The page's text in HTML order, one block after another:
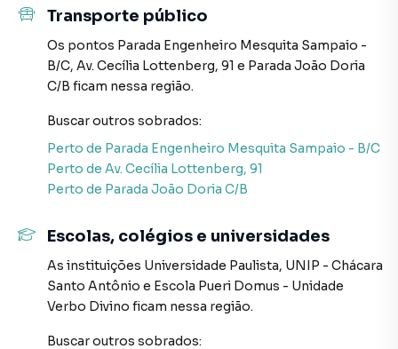
encontrou o que procurava ou deseja mais informações
nossa equipe pelo telefone (11) 5183-5200.
A Abba Negócios Imobiliários tem mais opções de
apartamentos, casas residenciais e comerciais, sobrados,
empreendimentos em construção ou lançamentos na
planta em Chácara Santo Antônio (Zona Sul) e em outras
regiões de São Paulo. Aqui você encontra milhares de
seu estilo de vida.
Negocie seu imóvel de forma totalmente online, com
segurança e tranquilidade. Na Abba Negócios Imobiliários
mesmo não estando na cidade e com a praticidade de
Transporte público
Os pontos Parada Engenheiro Mesquita Sampaio -
B/C, Av. Cecília Lottenberg, 91 e Parada João Doria
C/B ficam nessa região.
Buscar outros sobrados:
Perto de Parada Engenheiro Mesquita Sampaio - B/C
Perto de Av. Cecília Lottenberg, 91
Perto de Parada João Doria C/B
Escolas, colégios e universidades
As instituições Universidade Paulista, UNIP - Chácara
Santo Antônio e Escola Pueri Domus - Unidade
Verbo Divino ficam nessa região.
Buscar outros sobrados: